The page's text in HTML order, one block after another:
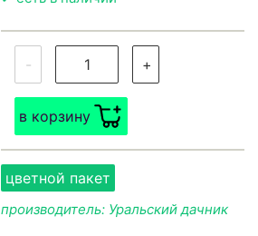
- +
в корзину
цветной пакет
производитель: Уральский дачник